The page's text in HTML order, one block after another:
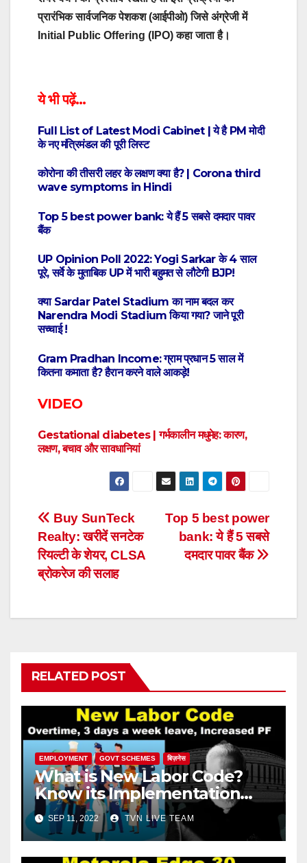
प्रारंभिक सार्वजनिक पेशकश (आईपीओ) जिसे अंग्रेजी में
Initial Public Offering (IPO) कहा जाता है।
ये भी पढ़ें…
Full List of Latest Modi Cabinet | ये है PM मोदी
के नए मंत्रिमंडल की पूरी लिस्ट
कोरोना की तीसरी लहर के लक्षण क्या है? | Corona third
wave symptoms in Hindi
Top 5 best power bank: ये हैं 5 सबसे दमदार पावर
बैंक
UP Opinion Poll 2022: Yogi Sarkar के 4 साल
पूरे, सर्वे के मुताबिक UP में भारी बहुमत से लौटेगी BJP!
क्या Sardar Patel Stadium का नाम बदल कर
Narendra Modi Stadium किया गया? जाने पूरी
सच्चाई !
Gram Pradhan Income: ग्राम प्रधान 5 साल में
कितना कमाता है? हैरान करने वाले आकड़े!
VIDEO
Gestational diabetes | गर्भकालीन मधुमेह: कारण,
लक्षण, बचाव और सावधानियां
Post
navigation
Top 5 best power
bank: ये हैं 5 सबसे
दमदार पावर बैंक
Buy SunTeck
Realty: खरीदें सनटेक
रियल्टी के शेयर, CLSA
ब्रोकरेज की सलाह
RELATED POST
EMPLOYMENT GOVT SCHEMES बिज़नेस
What is New Labor Code?
Know its Implementation
Date!
SEP 11, 2022 TVN LIVE TEAM